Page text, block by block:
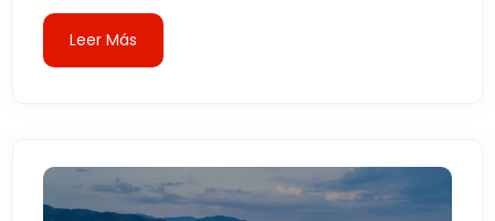
Leer Más